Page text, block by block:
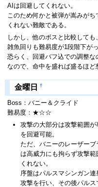
AIは回避してくれない。
このため何かと被弾が嵩みが
くれない難敵である。
しかし、他のボスと比較しても
雑魚回りも難易度が1段階下が
恐らく、回避バフ込での調整な
なので、命中を盛れば盛るほど
金曜日 †
Boss：バニー＆クライド
難易度：★☆☆
攻撃の大部分は攻撃範囲
を回避可能。
ただ、バニーのレーザー
は高威力にも拘らず攻撃
くれない。
序盤はパルスマシンガン
攻撃を行い、その後パル